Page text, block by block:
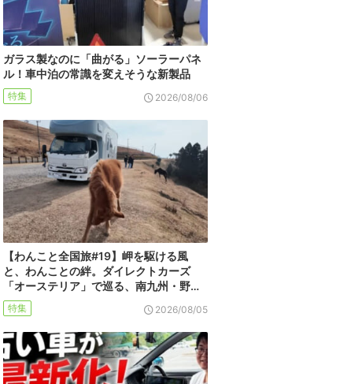
ガラス製なのに「曲がる」ソーラーパネ
ル！車中泊の常識を変えそうな新製品
特集 2026/08/06
【わんこと全国旅#19】岬を駆ける風
と、わんことの絆。ダイレクトカーズ
「オーステリア」で巡る、南九州・野…
特集 2026/08/05